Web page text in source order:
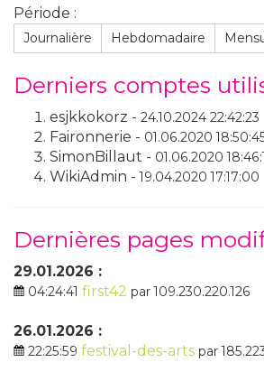
Période :
Journalière Hebdomadaire
Derniers comptes
esjkkokorz - 24.10.2024 22:42:23
Faironnerie - 01.06.2020
SimonBillaut - 01.06.2020
WikiAdmin -19.04.2020 17:17:00
Dernières pages
29.01.2026 :
04:24:41 first42 par 109.230.220.126
26.01.2026 :
22:25:59 festival-des-arts par